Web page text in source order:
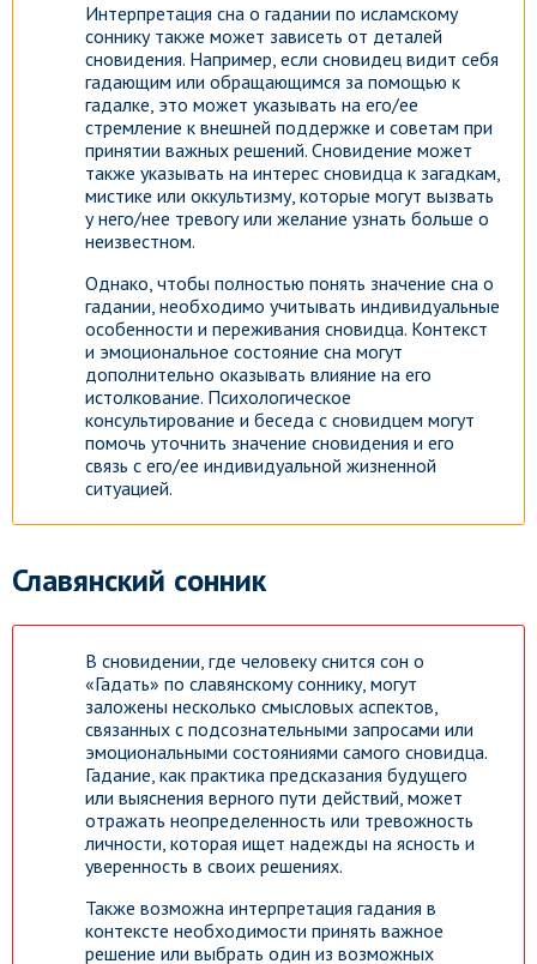
Интерпретация сна о гадании по исламскому
соннику также может зависеть от деталей
сновидения. Например, если сновидец видит себя
гадающим или обращающимся за помощью к
гадалке, это может указывать на его/ее
стремление к внешней поддержке и советам при
принятии важных решений. Сновидение может
также указывать на интерес сновидца к загадкам,
мистике или оккультизму, которые могут вызвать
у него/нее тревогу или желание узнать больше о
неизвестном.
Однако, чтобы полностью понять значение сна о
гадании, необходимо учитывать индивидуальные
особенности и переживания сновидца. Контекст
и эмоциональное состояние сна могут
дополнительно оказывать влияние на его
истолкование. Психологическое
консультирование и беседа с сновидцем могут
помочь уточнить значение сновидения и его
связь с его/ее индивидуальной жизненной
ситуацией.
Славянский сонник
В сновидении, где человеку снится сон о
«Гадать» по славянскому соннику, могут
заложены несколько смысловых аспектов,
связанных с подсознательными запросами или
эмоциональными состояниями самого сновидца.
Гадание, как практика предсказания будущего
или выяснения верного пути действий, может
отражать неопределенность или тревожность
личности, которая ищет надежды на ясность и
уверенность в своих решениях.
Также возможна интерпретация гадания в
контексте необходимости принять важное
решение или выбрать один из возможных